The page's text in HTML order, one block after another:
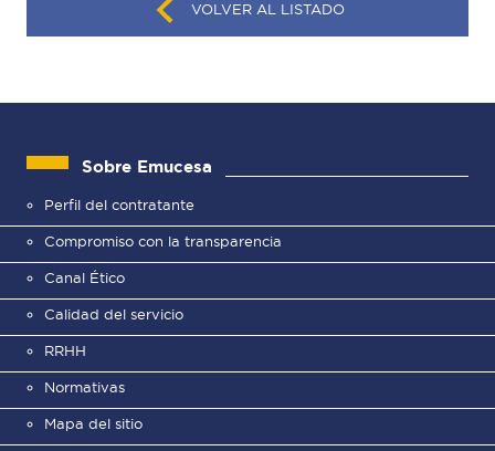
VOLVER AL LISTADO
Sobre Emucesa
Perfil del contratante
Compromiso con la transparencia
Canal Ético
Calidad del servicio
RRHH
Normativas
Mapa del sitio